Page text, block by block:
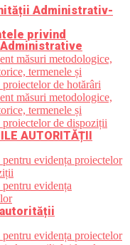
Administrativ-
privind
măsuri metodologice,
termenele și
de hotărâri
măsuri metodologice,
termenele și
de dispoziții
AUTORITĂȚII
evidența proiectelor
evidența
evidența proiectelor